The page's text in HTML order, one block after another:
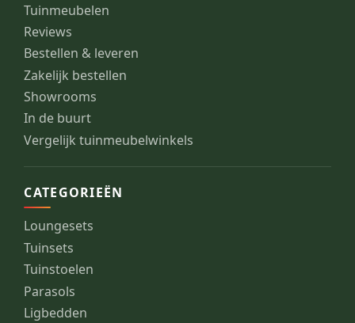
Tuinmeubelen
Reviews
Bestellen & leveren
Zakelijk bestellen
Showrooms
In de buurt
Vergelijk tuinmeubelwinkels
CATEGORIEËN
Loungesets
Tuinsets
Tuinstoelen
Parasols
Ligbedden